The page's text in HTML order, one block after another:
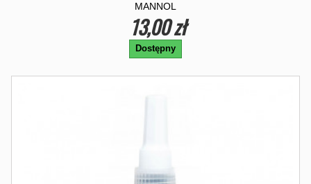
MANNOL
13,00 zł
Dostępny